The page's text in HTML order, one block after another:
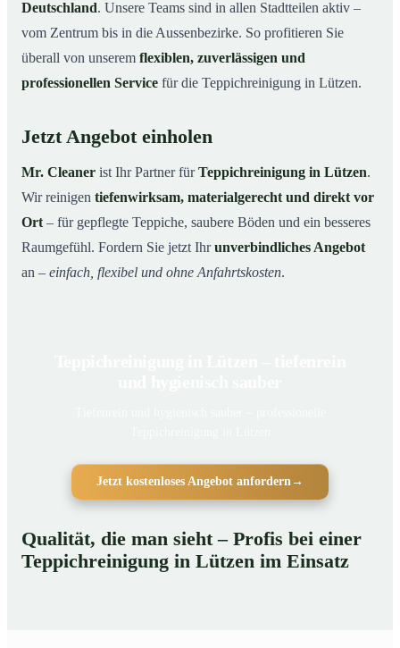
Deutschland. Unsere Teams sind in allen Stadtteilen aktiv –
vom Zentrum bis in die Aussenbezirke. So profitieren Sie
überall von unserem flexiblen, zuverlässigen und
professionellen Service für die Teppichreinigung in Lützen.
Jetzt Angebot einholen
Mr. Cleaner ist Ihr Partner fürTeppichreinigung in Lützen.
Wir reinigen tiefenwirksam, materialgerecht und direkt vor
Ort – für gepflegte Teppiche, saubere Böden und ein besseres
Raumgefühl. Fordern Sie jetzt Ihrunverbindliches Angebot
an – einfach, flexibel und ohne Anfahrtskosten.
Jetzt kostenloses Angebot anfordern →
Qualität, die man sieht – Profis bei einer
Teppichreinigung in Lützen im Einsatz